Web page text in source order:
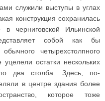
служили выступы в углах
конструкция сохранилась
черниговской Ильинской
собой как бы
четырехстолпного
остатки нескольких
два столба. Здесь, по-
в центре здания более
которое тоже